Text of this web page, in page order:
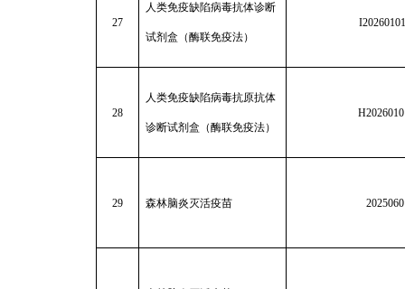
27
人类免疫缺陷病毒抗体诊断
试剂盒（酶联免疫法）
28
人类免疫缺陷病毒抗原抗体
诊断试剂盒（酶联免疫法）
29 森林脑炎灭活疫苗